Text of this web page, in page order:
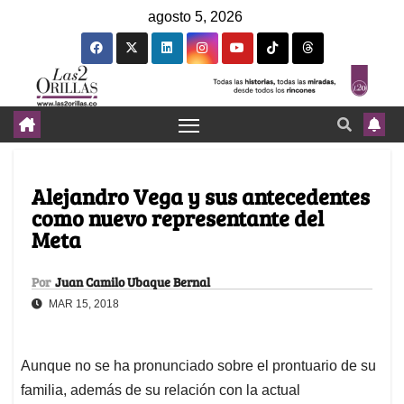
agosto 5, 2026
Alejandro Vega y sus antecedentes
como nuevo representante del
Meta
Por Juan Camilo Ubaque Bernal
MAR 15, 2018
Aunque no se ha pronunciado sobre el prontuario de su
familia, además de su relación con la actual